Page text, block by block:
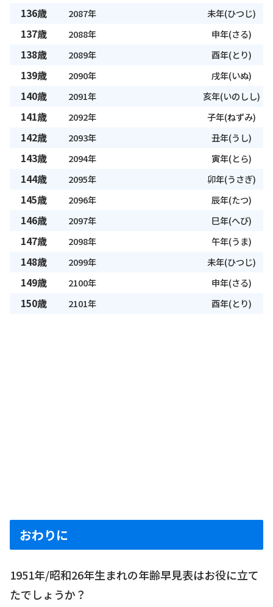
136歳 2087年 未年(ひつじ)
137歳 2088年 申年(さる)
138歳 2089年 酉年(とり)
139歳 2090年 戌年(いぬ)
140歳 2091年 亥年(いのしし)
141歳 2092年 子年(ねずみ)
142歳 2093年 丑年(うし)
143歳 2094年 寅年(とら)
144歳 2095年 卯年(うさぎ)
145歳 2096年 辰年(たつ)
146歳 2097年 巳年(へび)
147歳 2098年 午年(うま)
148歳 2099年 未年(ひつじ)
149歳 2100年 申年(さる)
150歳 2101年 酉年(とり)
おわりに
1951年/昭和26年生まれの年齢早見表はお役に立て
たでしょうか？